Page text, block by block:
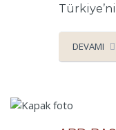
DEVAMI